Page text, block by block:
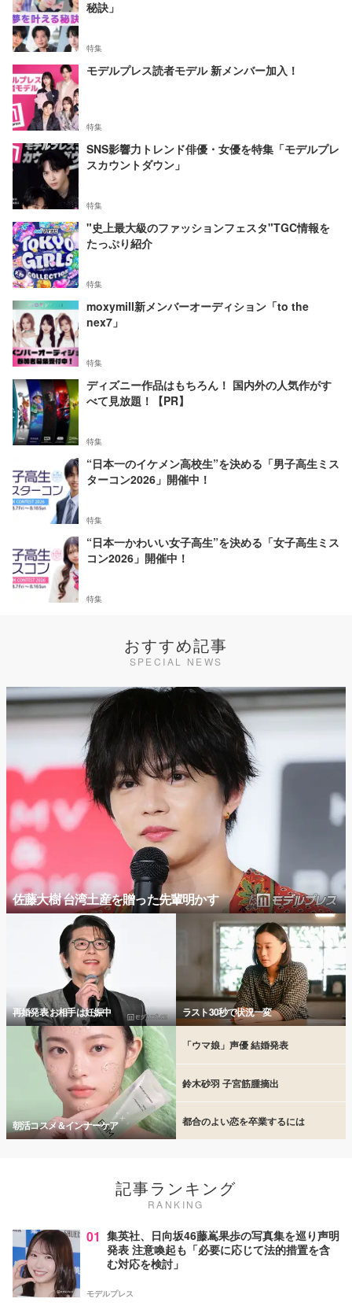
秘訣」
特集
モデルプレス読者モデル 新メンバー加入！
特集
SNS影響力トレンド俳優・女優を特集「モデルプレ
スカウントダウン」
特集
"史上最大級のファッションフェスタ"TGC情報を
たっぷり紹介
特集
moxymill新メンバーオーディション「to the
nex7」
特集
ディズニー作品はもちろん！ 国内外の人気作がす
べて見放題！【PR】
特集
“日本一のイケメン高校生”を決める「男子高生ミス
ターコン2026」開催中！
特集
“日本一かわいい女子高生”を決める「女子高生ミス
コン2026」開催中！
特集
おすすめ記事
SPECIAL NEWS
佐藤大樹 台湾土産を贈った先輩明かす
再婚発表 お相手は妊娠中 ラスト30秒で状況一変
朝活コスメ＆インナーケア
「ウマ娘」声優 結婚発表
鈴木砂羽 子宮筋腫摘出
都合のよい恋を卒業するには
記事ランキング
RANKING
01 集英社、日向坂46藤嶌果歩の写真集を巡り声明
発表 注意喚起も「必要に応じて法的措置を含
む対応を検討」
モデルプレス